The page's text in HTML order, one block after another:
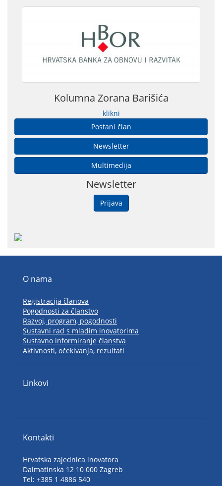
Kolumna Zorana Barišića
klikni
Postani član
Newsletter
Multimedija
Newsletter
Prijava
O nama
Registracija članova
Pogodnosti za članstvo
Razvoj, program, pogodnosti
Sustavni rad s mladim inovatorima
Sustavno informiranje članstva
Aktivnosti, očekivanja, rezultati
Linkovi
Kontakti
Hrvatska zajednica inovatora
Dalmatinska 12 10 000 Zagreb
Tel: +385 1 4886 540